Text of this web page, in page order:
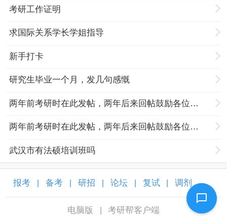
考研工作证明
求国际关系学长学姐指导
新手打卡
研究生毕业一个月，发几句感慨
两年前考研时在此发帖，两年后来回帖鼓励各位努力奋斗的孩子们
两年前考研时在此发帖，两年后来回帖鼓励各位努力奋斗的孩子们
武汉市有法硕培训班吗
报考 备考 研招 论坛 复试 调剂
电脑版 考研帮客户端